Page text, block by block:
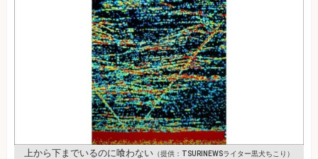
上から下までいるのに喰わない （提供：TSURINEWSライター黒犬ちこり）